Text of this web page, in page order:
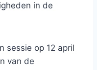
in de
sessie op 12 april
van de